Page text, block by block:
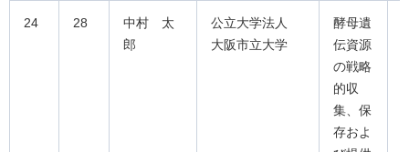
24 28
中村 太
郎
公立大学法人
大阪市立大学
酵母遺
伝資源
の戦略
的収
集、保
存およ